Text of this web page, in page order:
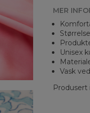
MER
Unisex
Vask
Produsert